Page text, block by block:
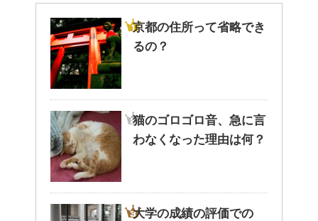
京都の住所って省略でき
るの？
猫のゴロゴロ音、急に言
わなくなった理由は何？
大学の成績の評価での